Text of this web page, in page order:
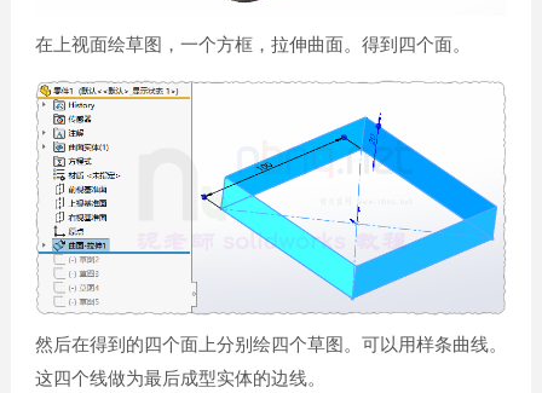
在上视面绘草图，一个方框，拉伸曲面。得到四个面。
然后在得到的四个面上分别绘四个草图。可以用样条曲线。
这四个线做为最后成型实体的边线。